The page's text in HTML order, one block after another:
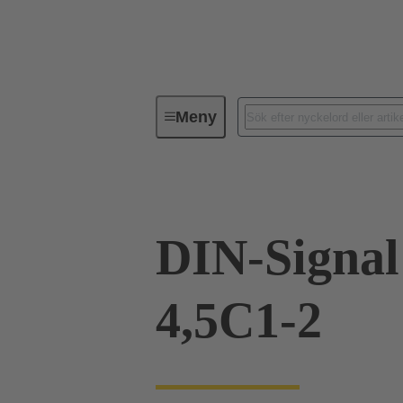
MenyFörbindningsteknik
DIN-
4,5C1-2